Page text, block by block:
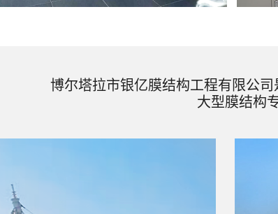
博尔塔拉市银亿膜结构工程有限公
大型膜结构